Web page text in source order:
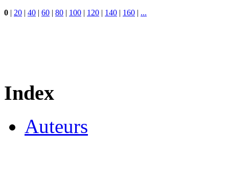
0 | 20 | 40 | 60 | 80 | 100 | 120 | 140 | 160 | ...
Index
Auteurs